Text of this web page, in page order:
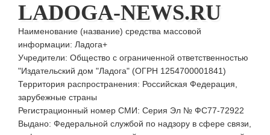
LADOGA-NEWS.RU
Наименование (название) средства массовой
информации: Ладога+
Учредители: Общество с ограниченной ответственностью
"Издательский дом "Ладога" (ОГРН 1254700001841)
Территория распространения: Российская Федерация,
зарубежные страны
Регистрационный номер СМИ: Серия Эл № ФС77-72922
Выдано: Федеральной службой по надзору в сфере связи,